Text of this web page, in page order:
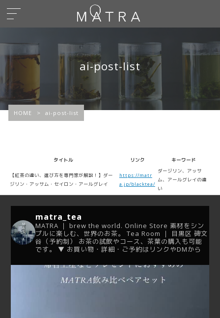
ai-post-list
HOME > ai-post-list
タイトル リンク キーワード
【紅茶の違い、選び方を専門家が解説！】ダー
ジリン・アッサム・セイロン・アールグレイ
https://matr
a.jp/blacktea/
ダージリン、アッサ
ム、アールグレイの違
い
matra_tea
MATRA ｜ brew the world. Online Store 素材をシン
プルに楽しむ、世界のお茶。
Tea Room ｜ 目黒区 碑文
谷（予約制）
お茶の試飲やコース、茶葉の購入も可能
です。
▼ お買い物・詳細・ご予約はリンクやDMから